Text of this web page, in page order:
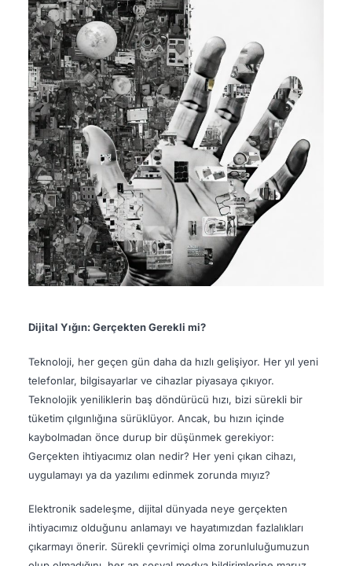
Dijital Yığın: Gerçekten Gerekli mi?
Teknoloji, her geçen gün daha da hızlı gelişiyor. Her yıl yeni
telefonlar, bilgisayarlar ve cihazlar piyasaya çıkıyor.
Teknolojik yeniliklerin baş döndürücü hızı, bizi sürekli bir
tüketim çılgınlığına sürüklüyor. Ancak, bu hızın içinde
kaybolmadan önce durup bir düşünmek gerekiyor:
Gerçekten ihtiyacımız olan nedir? Her yeni çıkan cihazı,
uygulamayı ya da yazılımı edinmek zorunda mıyız?
Elektronik sadeleşme, dijital dünyada neye gerçekten
ihtiyacımız olduğunu anlamayı ve hayatımızdan fazlalıkları
çıkarmayı önerir. Sürekli çevrimiçi olma zorunluluğumuzun